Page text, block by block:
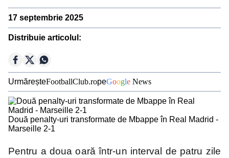
Meciuri Champions League
Clasament Premier League
Golgheteri La Liga
Campionate
Premier
League
La Liga Bundesliga Serie A
17 septembrie 2025
Distribuie articolul:
UrmăreșteFootballClub.ropeGoogle News
Două penalty-uri transformate de Mbappe în Real Madrid -
Marseille 2-1
Pentru a doua oară într-un interval de patru zile